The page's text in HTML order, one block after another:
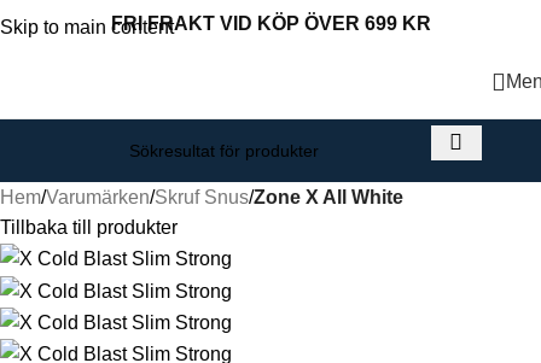
Skip to main contentFRI FRAKT VID KÖP ÖVER 699 KR
Hem Varumärken Skruf Snus Zone X All White
Tillbaka till produkter